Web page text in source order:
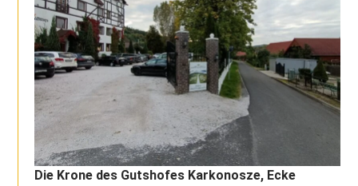
Die Krone des Gutshofes Karkonosze, Ecke